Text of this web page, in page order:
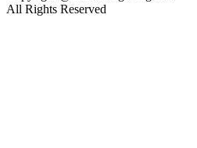
All Rights Reserved